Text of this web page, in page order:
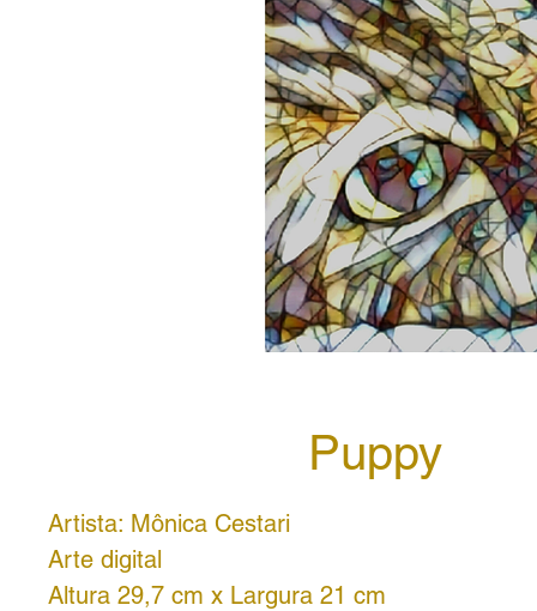
Puppy
Artista: Mônica Cestari
Arte digital
Altura 29,7 cm x Largura 21 cm